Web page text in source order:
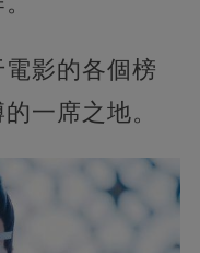
影的各個榜
一席之地。